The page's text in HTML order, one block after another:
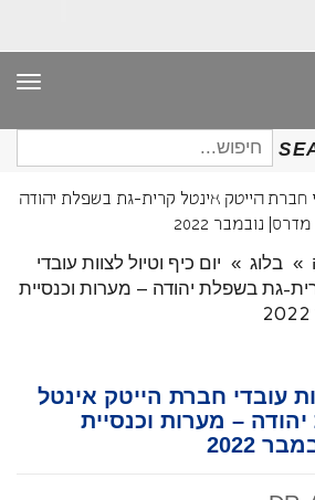
חיפוש
עבור:
חברת הייטק אינטל קרית-גת בשפלת יהודה
נובמבר 2022
» בלוג » יום כיף וטיול לצוות עובדי
גת בשפלת יהודה – מערות וכנסיית
עובדי חברת הייטק אינטל
– מערות וכנסיית
2022